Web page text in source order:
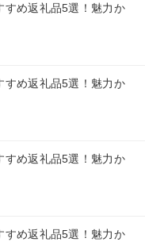
すめ返礼品5選！魅力か
すめ返礼品5選！魅力か
すめ返礼品5選！魅力か
すめ返礼品5選！魅力か